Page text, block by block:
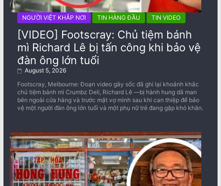
NGƯỜI VIỆT KHẮP NƠI TIN HÀNG ĐẦU TIN VIDEO
[VIDEO] Footscray: Chủ tiệm bánh
mì Richard Lê bị tấn công khi bảo vệ
đàn ông lớn tuổi
August 5, 2026
Footscray, Melbourne: Đoạn video gây sốc đã ghi lại khoảnh khắc
chủ tiệm bánh mì Crumbz Deli, Richard Lê —bị hành hung dã man
bên ngoài cửa hàng và trước mặt vợ mình sau khi can thiệp để bảo
vệ một người đàn ông lớn tuổi và một phụ nữ trẻ đang gặp khó khăn.